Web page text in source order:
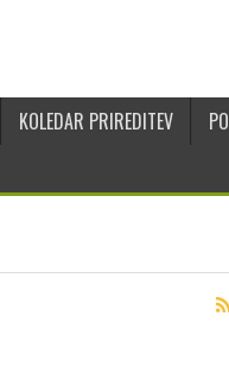
KOLEDAR PRIREDITEV